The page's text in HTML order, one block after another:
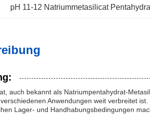
pH 11-12 Natriummetasilicat
auch bekannt als Natriumpentahydrat-
Anwendungen weit verbreitet
Lager- und Handhabungsbedingungen